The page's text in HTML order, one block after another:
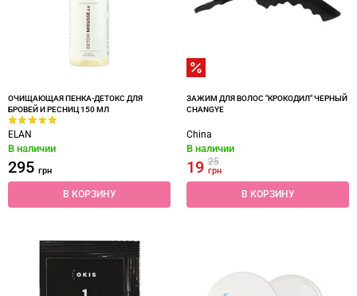
ОЧИЩАЮЩАЯ ПЕНКА-ДЕТОКС ДЛЯ
БРОВЕЙ И РЕСНИЦ 150 МЛ
ELAN
В наличии
295 грн
В КОРЗИНУ
ЗАЖИМ ДЛЯ ВОЛОС "КРОКОДИЛ" ЧЕРНЫЙ
CHANGYE
China
В наличии
19 25
грн
В КОРЗИНУ